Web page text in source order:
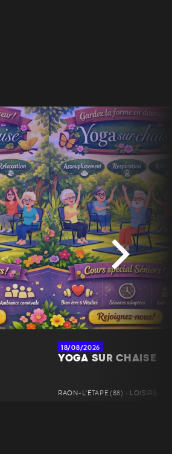
18/08/2026
YOGA SUR CHAISE
RAON-L'ÉTAPE (88) • LOISIRS